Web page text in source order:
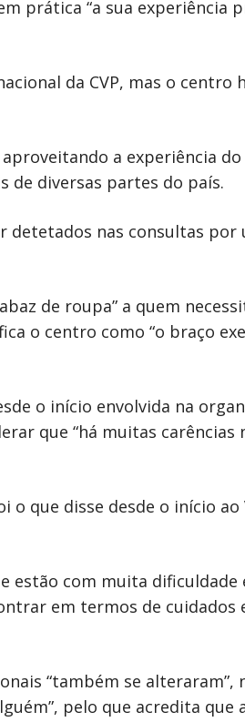
prática “a sua experiência
da CVP, mas o centro
a experiência
de diversas partes do país.
detetados nas consultas por
de roupa” a quem
o centro como “o braço
o início envolvida na
que “há muitas carências
o que disse desde o início ao
estão com muita
em termos de cuidados
“também se alteraram”,
pelo que acredita que